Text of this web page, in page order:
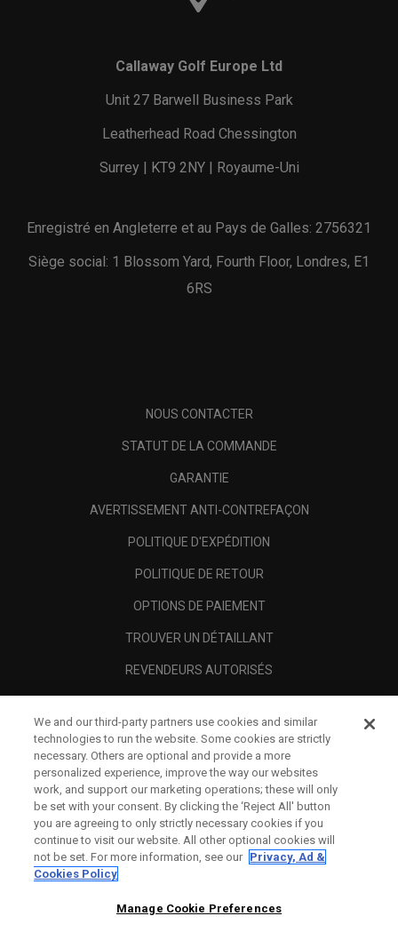
Callaway Golf Europe Ltd
Unit 27 Barwell Business Park
Leatherhead Road Chessington
Surrey | KT9 2NY | Royaume-Uni
Enregistré en Angleterre et au Pays de Galles: 2756321
Siège social: 1 Blossom Yard, Fourth Floor, Londres, E1
6RS
NOUS CONTACTER
STATUT DE LA COMMANDE
GARANTIE
AVERTISSEMENT ANTI-CONTREFAÇON
POLITIQUE D'EXPÉDITION
POLITIQUE DE RETOUR
OPTIONS DE PAIEMENT
TROUVER UN DÉTAILLANT
REVENDEURS AUTORISÉS
A PROPOS
MENTIONS LÉGALES
We and our third-party partners use cookies and similar
technologies to run the website. Some cookies are strictly
necessary. Others are optional and provide a more
personalized experience, improve the way our websites
work, and support our marketing operations; these will only
be set with your consent. By clicking the ‘Reject All' button
you are agreeing to only strictly necessary cookies if you
continue to visit our website. All other optional cookies will
not be set. For more information, see our Privacy, Ad &
Cookies Policy
Manage Cookie Preferences